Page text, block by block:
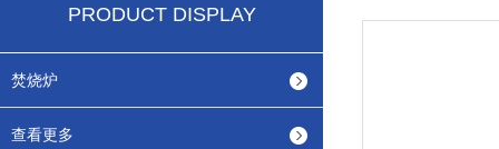
PRODUCT DISPLAY
焚烧炉
查看更多